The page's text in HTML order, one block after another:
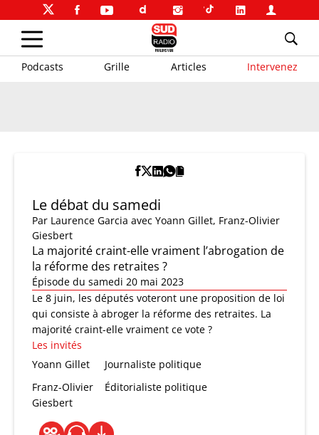
Podcasts Grille Articles Intervenez
Le débat du samedi
Par Laurence Garcia avec Yoann Gillet, Franz-Olivier
Giesbert
La majorité craint-elle vraiment l’abrogation de
la réforme des retraites ?
Épisode du samedi 20 mai 2023
Le 8 juin, les députés voteront une proposition de loi
qui consiste à abroger la réforme des retraites. La
majorité craint-elle vraiment ce vote ?
Les invités
Yoann Gillet
Journaliste politique
Franz-Olivier
Giesbert
Éditorialiste politique